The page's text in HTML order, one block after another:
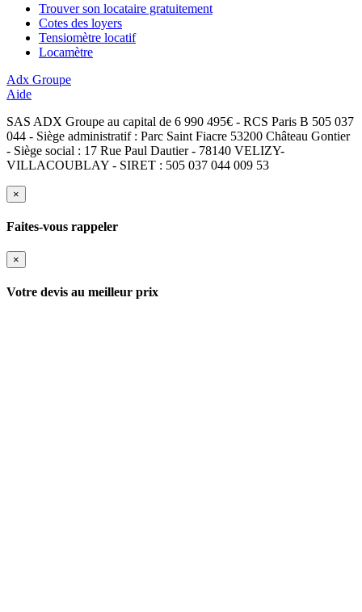
Trouver son locataire gratuitement
Cotes des loyers
Tensiomètre locatif
Locamètre
Adx Groupe
Aide
SAS ADX Groupe au capital de 6 990 495€ - RCS Paris B 505 037
044 - Siège administratif : Parc Saint Fiacre 53200 Château Gontier
- Siège social : 17 Rue Paul Dautier - 78140 VELIZY-
VILLACOUBLAY - SIRET : 505 037 044 009 53
×
Faites-vous rappeler
×
Votre devis au meilleur prix